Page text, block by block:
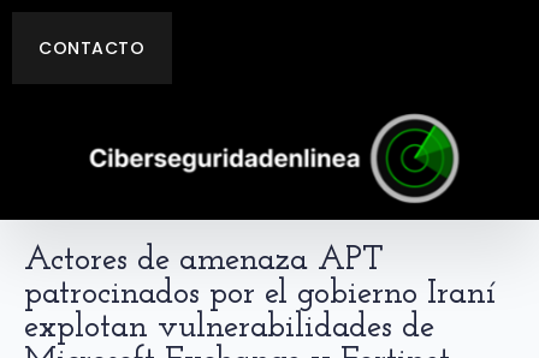
CONTACTO
Actores de amenaza APT
patrocinados por el gobierno Iraní
explotan vulnerabilidades de